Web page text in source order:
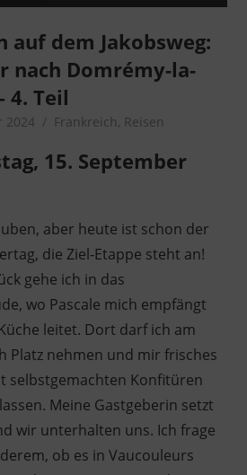
auf dem Jakobsweg:
nach Domrémy-la-
4. Teil
2024 microcamper
Frankreich, Reisen
15. September
aber heute ist schon der
die Ziel-Etappe steht an!
gehe ich in das
wo Pascale mich empfängt
leitet. Dort darf ich am
Platz nehmen und mir frisches
selbstgemachten Konfitüren
Meine Gastgeberin setzt
wir unterhalten uns. Ich frage
ob es in Vaucouleurs